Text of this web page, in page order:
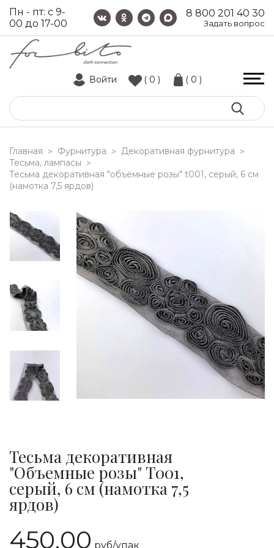
8 800 201 40 30
Задать вопрос
Пн - пт: с 9-
00 до 17-00
Войти ( 0 ) ( 0 )
Главная > Фурнитура > Декоративная фурнитура >
Тесьма, лампасы >
тесьма декоративная "объемные розы" t001, серый, 6 см
(намотка 7,5 ярдов)
Тесьма декоративная
"Объемные розы" T001,
серый, 6 см (намотка 7,5
ярдов)
450.00 руб/упак